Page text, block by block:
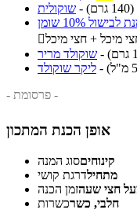
שוקולית -
(140 גרם)
10% שומן
מיכל + חצי מיכל
שוקולד מריר -
ליקר שוקולד -
- פרסומת -
אופן הכנת המתכון
קינוחיםסוג המנה
מתחילדרגת קושי
חצי שעהזמן הכנה
חלבי, כשרכשרות